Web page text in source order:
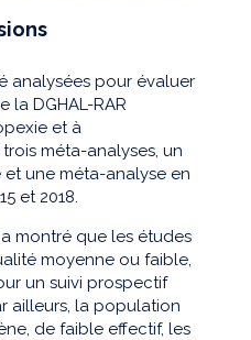
analysées pour évaluer
la DGHAL-RAR
et à
méta-analyses, un
une méta-analyse en
et 2018.
montré que les études
moyenne ou faible,
un suivi prospectif
ailleurs, la population
de faible effectif, les